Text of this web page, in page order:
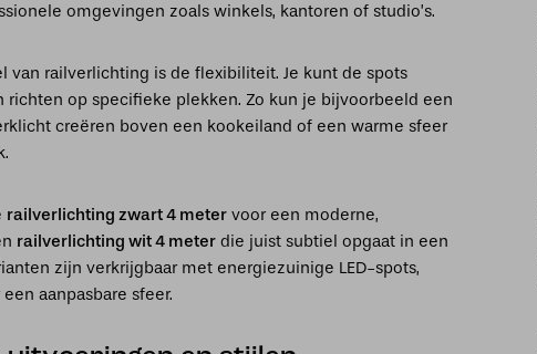
omgevingen zoals winkels, kantoren of studio’s.
van railverlichting is de flexibiliteit. Je kunt de spots
richten op specifieke plekken. Zo kun je bijvoorbeeld een
creëren boven een kookeiland of een warme sfeer
railverlichting zwart 4 meter voor een moderne,
railverlichting wit 4 meter die juist subtiel opgaat in een
zijn verkrijgbaar met energiezuinige LED-spots,
aanpasbare sfeer.